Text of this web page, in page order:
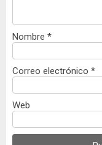
Nombre *
Correo electrónico *
Web